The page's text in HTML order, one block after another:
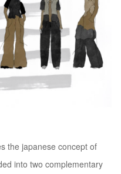
the japanese concept of
into two complementary